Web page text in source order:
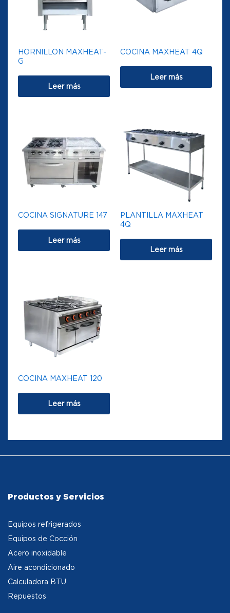
HORNILLON MAXHEAT-
G
Leer más
COCINA MAXHEAT 4Q
Leer más
COCINA SIGNATURE 147
Leer más
PLANTILLA MAXHEAT
4Q
Leer más
COCINA MAXHEAT 120
Leer más
Productos y Servicios
Equipos refrigerados
Equipos de Cocción
Acero inoxidable
Aire acondicionado
Calculadora BTU
Repuestos